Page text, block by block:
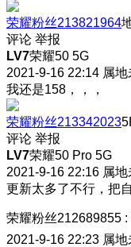
荣耀粉丝213821964
评论 举报
LV7荣耀50 5G
2021-9-16 22:14 属地
我还是158，，，
荣耀粉丝213342023
评论 举报
LV7荣耀50 Pro 5G
2021-9-16 22:16 属地
更新太多了不行，把
荣耀粉丝212689855 :
2021-9-16 22:23 属地